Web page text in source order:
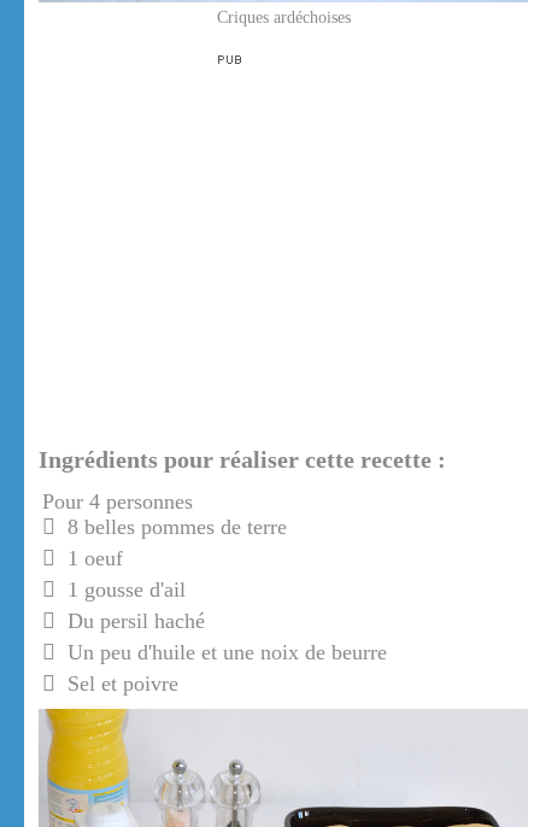
Criques ardéchoises
Ingrédients pour réaliser cette recette :
Pour 4 personnes
8 belles pommes de terre
1 oeuf
1 gousse d'ail
Du persil haché
Un peu d'huile et une noix de beurre
Sel et poivre